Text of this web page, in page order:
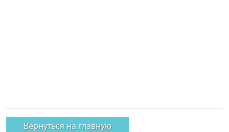
Вернуться на главную